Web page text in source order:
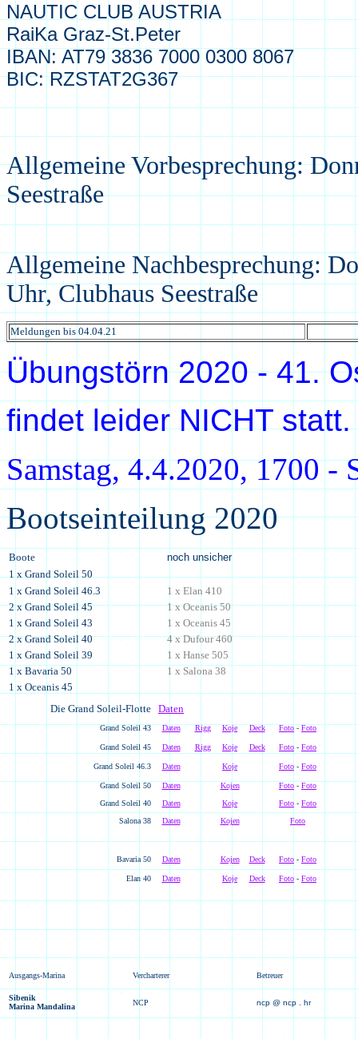
NAUTIC CLUB AUSTRIA
RaiKa Graz-St.Peter
IBAN: AT79 3836 7000 0300 8067
BIC: RZSTAT2G367
Allgemeine Vorbesprechung:
Seestraße
Allgemeine Nachbesprechung:
Uhr, Clubhaus Seestraße
Meldungen bis 04.04.21
Übungstörn 2020-41.
findet leider NICHT statt.
Samstag,4.4.2020, 1700 -
Bootseinteilung2020
Boote
noch unsicher
1 x Grand Soleil 50
1 x Grand Soleil 46.3
1 x Elan 410
2x Grand Soleil 45
1 x Oceanis 50
1 x Grand Soleil 43
1 x Oceanis 45
2x Grand Soleil 40 4x Dufour 460
1 x Grand Soleil 39
1 x Hanse 505
1 x Bavaria 50
1 x Salona 38
1 x Oceanis 45
Die Grand Soleil-Flotte Daten
Grand Soleil 43 Daten Rigg Koje Deck Foto-Foto
Grand Soleil 45 Daten Rigg Koje Deck Foto - Foto
Grand Soleil 46.3 Daten Koje Foto - Foto
Grand Soleil 50 Daten Kojen Foto - Foto
Grand Soleil 40
Daten Koje Foto - Foto
Salona 38
Daten Kojen Foto
Bavaria 50 Daten Kojen Deck Foto - Foto
Elan 40 Daten Koje Deck Foto - Foto
Ausgangs-Marina Vercharterer Betreuer
Sibenik
Marina Mandalina
NCP ncp @ ncp . hr